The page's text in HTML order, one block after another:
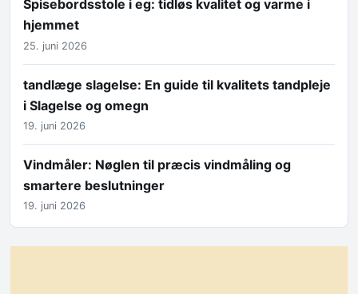
Spisebordsstole i eg: tidløs kvalitet og varme i
hjemmet
25. juni 2026
tandlæge slagelse: En guide til kvalitets tandpleje
i Slagelse og omegn
19. juni 2026
Vindmåler: Nøglen til præcis vindmåling og
smartere beslutninger
19. juni 2026